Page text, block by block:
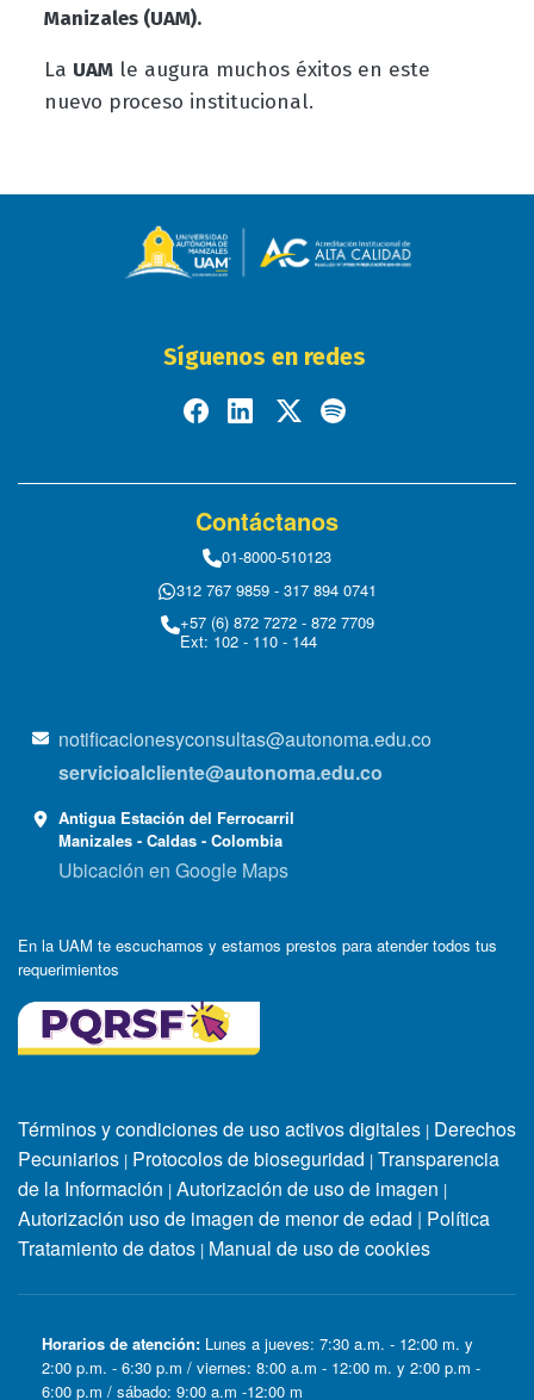
Manizales (UAM).
La UAMle augura muchos éxitos en este
nuevo proceso institucional.
Síguenos en redes
Contáctanos
01-8000-510123
312 767 9859 - 317 894 0741
+57 (6) 872 7272 - 872 7709
Ext: 102 - 110 - 144
notificacionesyconsultas@autonoma.edu.co
servicioalcliente@autonoma.edu.co
Antigua Estación del Ferrocarril
Manizales - Caldas - Colombia
Ubicación en Google Maps
En la UAM te escuchamos y estamos prestos para atender todos tus
requerimientos
Términos y condiciones de uso activos digitales | Derechos
Pecuniarios | Protocolos de bioseguridad | Transparencia
de la Información | Autorización de uso de imagen |
Autorización uso de imagen de menor de edad | Política
Tratamiento de datos | Manual de uso de cookies
Horarios de atención: Lunes a jueves: 7:30 a.m. - 12:00 m. y
2:00 p.m. - 6:30 p.m / viernes: 8:00 a.m - 12:00 m. y 2:00 p.m -
6:00 p.m / sábado: 9:00 a.m -12:00 m